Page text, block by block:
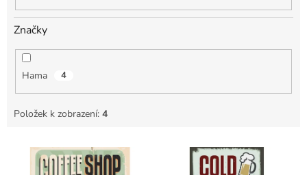
Značky
Hama 4
Položek k zobrazení: 4